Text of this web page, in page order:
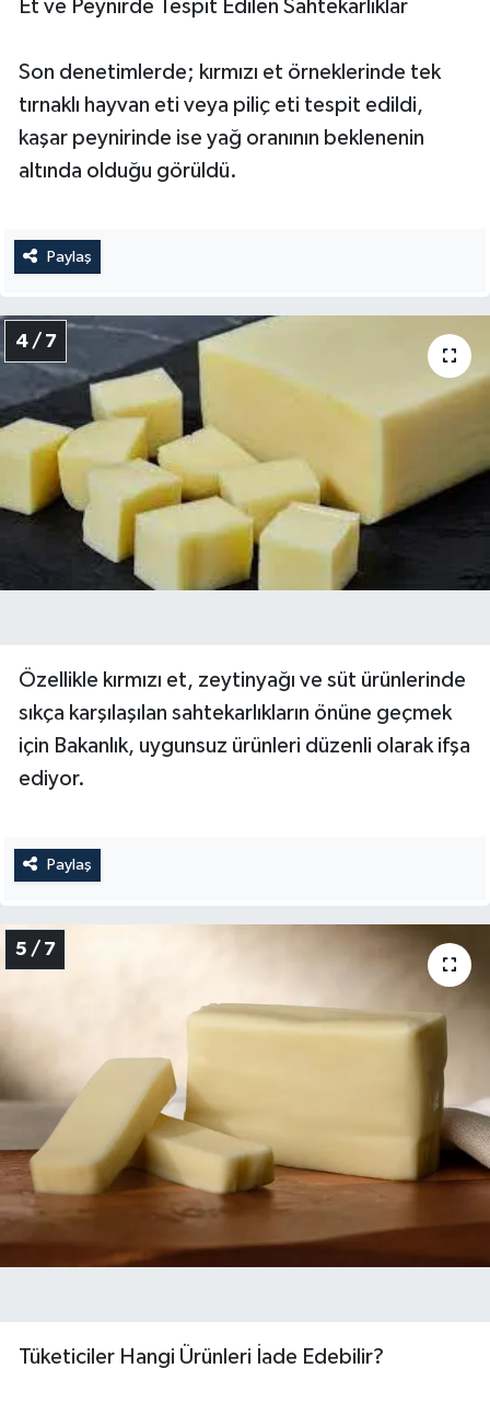
Et ve Peynirde Tespit Edilen Sahtekarlıklar
Son denetimlerde; kırmızı et örneklerinde tek
tırnaklı hayvan eti veya piliç eti tespit edildi,
kaşar peynirinde ise yağ oranının beklenenin
altında olduğu görüldü.
Paylaş
4 / 7
Özellikle kırmızı et, zeytinyağı ve süt ürünlerinde
sıkça karşılaşılan sahtekarlıkların önüne geçmek
için Bakanlık, uygunsuz ürünleri düzenli olarak ifşa
ediyor.
Paylaş
5 / 7
Tüketiciler Hangi Ürünleri İade Edebilir?